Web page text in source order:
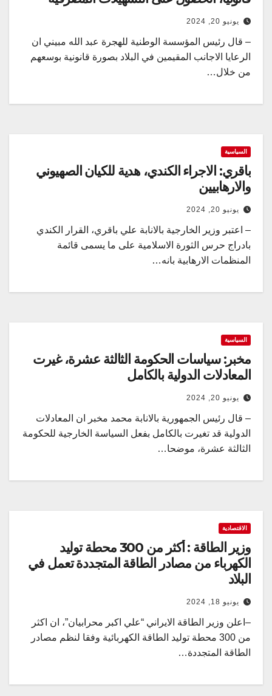
يونيو 20, 2024
– قال رئيس المؤسسة الوطنية للهجرة عبد الله مبيني ان
الرعايا الاجانب المقيمين في البلاد بصورة قانونية بوسعهم
من خلال…
السياسية
باقري: الاجراء الكندي، هدية للكيان الصهيوني
والارهابيين
يونيو 20, 2024
– اعتبر وزير الخارجية بالانابة علي باقري، القرار الكندي
بادراج حرس الثورة الاسلامية على ما يسمى قائمة
المنظمات الارهابية بانه…
السياسية
مخبر: سياسات الحكومة الثالثة عشرة، غيرت
المعادلات الدولية بالكامل
يونيو 20, 2024
– قال رئيس الجمهورية بالانابة محمد مخبر ان المعادلات
الدولية قد تغيرت بالكامل بفعل السياسة الخارجية للحكومة
الثالثة عشرة، موضحا…
الاقتصادية
وزير الطاقة : أكثر من 300 محطة توليد
الكهرباء من مصادر الطاقة المتجددة تعمل في
البلاد
يونيو 18, 2024
–اعلن وزير الطاقة الايراني “علي اكبر محرابيان”، ان اكثر
من 300 محطة توليد الطاقة الكهربائية وفقا لنظم مصادر
الطاقة المتجددة…